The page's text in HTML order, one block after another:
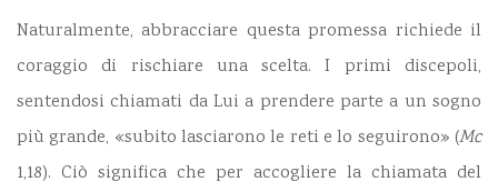
Naturalmente, abbracciare questa promessa richiede il
coraggio di rischiare una scelta. I primi discepoli,
sentendosi chiamati da Lui a prendere parte a un sogno
più grande, «subito lasciarono le reti e lo seguirono» (Mc
1,18). Ciò significa che per accogliere la chiamata del